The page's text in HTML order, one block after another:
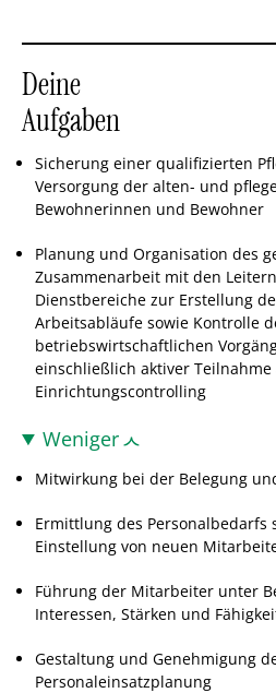
Deine
Aufgaben
Sicherung einer qualifizierten
Versorgung der alten- und
Bewohnerinnen und Bewohner
Planung und Organisation des
Zusammenarbeit mit den
Dienstbereiche zur Erstellung
Arbeitsabläufe sowie Kontrolle
betriebswirtschaftlichen
einschließlich aktiver Teilnahme
Einrichtungscontrolling
Weniger
Mitwirkung bei der Belegung
Ermittlung des Personalbedarfs
Einstellung von neuen
Führung der Mitarbeiter unter
Interessen, Stärken und
Gestaltung und Genehmigung
Personaleinsatzplanung